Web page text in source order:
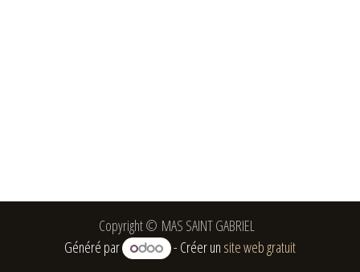
Copyright © MAS SAINT GABRIEL
Généré par
- Créer un site web gratuit